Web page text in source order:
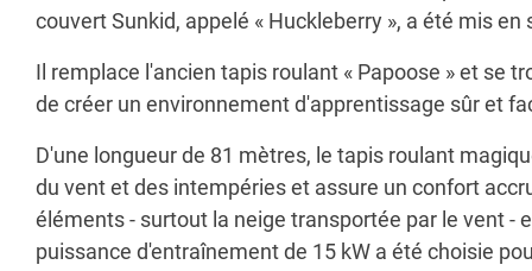
couvert Sunkid, appelé « Huckleberry », a été mis en
Il remplace l'ancien tapis roulant « Papoose » et se
de créer un environnement d'apprentissage sûr et
D'une longueur de 81 mètres, le tapis roulant
du vent et des intempéries et assure un confort
éléments - surtout la neige transportée par le vent
puissance d'entraînement de 15 kW a été choisie